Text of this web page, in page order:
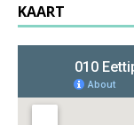
KAART